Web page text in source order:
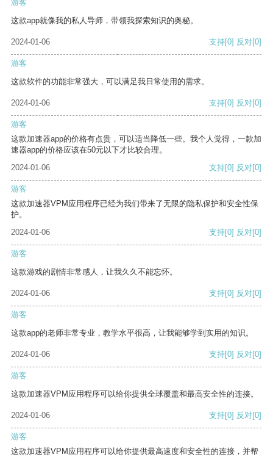
游客
这款app就像我的私人导师，带领我探索知识的奥秘。
2024-01-06 支持[0] 反对[0]
游客
这款软件的功能非常强大，可以满足我日常使用的需求。
2024-01-06 支持[0] 反对[0]
游客
这款加速器app的价格有点贵，可以适当降低一些。我个人觉得，一款加
速器app的价格应该在50元以下才比较合理。
2024-01-06
支持[0] 反对[0]
游客
这款加速器VPM应用程序已经为我们带来了无限的隐私保护和安全性保
护。
2024-01-06
支持[0] 反对[0]
游客
这款游戏的剧情非常感人，让我久久不能忘怀。
2024-01-06 支持[0] 反对[0]
游客
这款app的老师非常专业，教学水平很高，让我能够学到实用的知识。
2024-01-06 支持[0] 反对[0]
游客
这款加速器VPM应用程序可以给你提供全球覆盖和最高安全性的连接。
2024-01-06 支持[0] 反对[0]
游客
这款加速器VPM应用程序可以给你提供最高速度和安全性的连接，并帮